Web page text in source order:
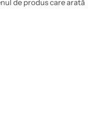
de produs care arată